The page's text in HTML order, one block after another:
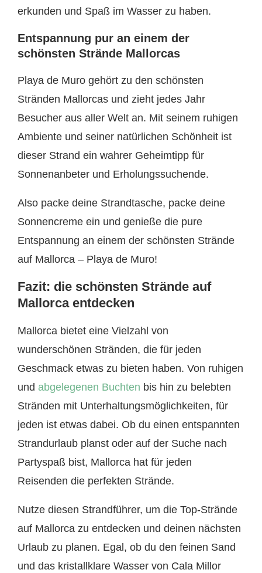
erkunden und Spaß im Wasser zu haben.
Entspannung pur an einem der
schönsten Strände Mallorcas
Playa de Muro gehört zu den schönsten
Stränden Mallorcas und zieht jedes Jahr
Besucher aus aller Welt an. Mit seinem ruhigen
Ambiente und seiner natürlichen Schönheit ist
dieser Strand ein wahrer Geheimtipp für
Sonnenanbeter und Erholungssuchende.
Also packe deine Strandtasche, packe deine
Sonnencreme ein und genieße die pure
Entspannung an einem der schönsten Strände
auf Mallorca – Playa de Muro!
Fazit: die schönsten Strände auf
Mallorca entdecken
Mallorca bietet eine Vielzahl von
wunderschönen Stränden, die für jeden
Geschmack etwas zu bieten haben. Von ruhigen
und abgelegenen Buchten bis hin zu belebten
Stränden mit Unterhaltungsmöglichkeiten, für
jeden ist etwas dabei. Ob du einen entspannten
Strandurlaub planst oder auf der Suche nach
Partyspaß bist, Mallorca hat für jeden
Reisenden die perfekten Strände.
Nutze diesen Strandführer, um die Top-Strände
auf Mallorca zu entdecken und deinen nächsten
Urlaub zu planen. Egal, ob du den feinen Sand
und das kristallklare Wasser von Cala Millor